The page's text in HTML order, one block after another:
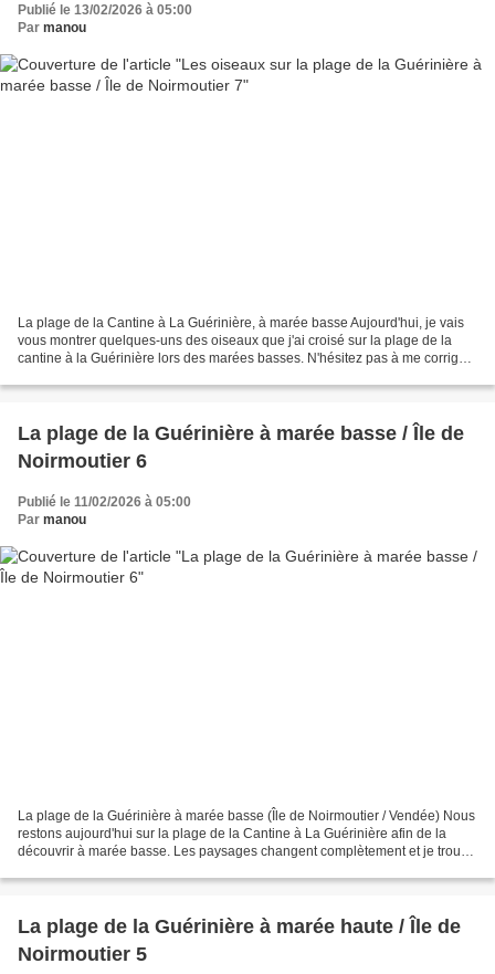
Publié le 13/02/2026 à 05:00
Par manou
La plage de la Cantine à La Guérinière, à marée basse Aujourd'hui, je vais
vous montrer quelques-uns des oiseaux que j'ai croisé sur la plage de la
cantine à la Guérinière lors des marées basses. N'hésitez pas à me corriger
La plage de la Guérinière à marée basse / Île de
Noirmoutier 6
Publié le 11/02/2026 à 05:00
Par manou
La plage de la Guérinière à marée basse (Île de Noirmoutier / Vendée) Nous
restons aujourd'hui sur la plage de la Cantine à La Guérinière afin de la
découvrir à marée basse. Les paysages changent complètement et je trouve
La plage de la Guérinière à marée haute / Île de
Noirmoutier 5